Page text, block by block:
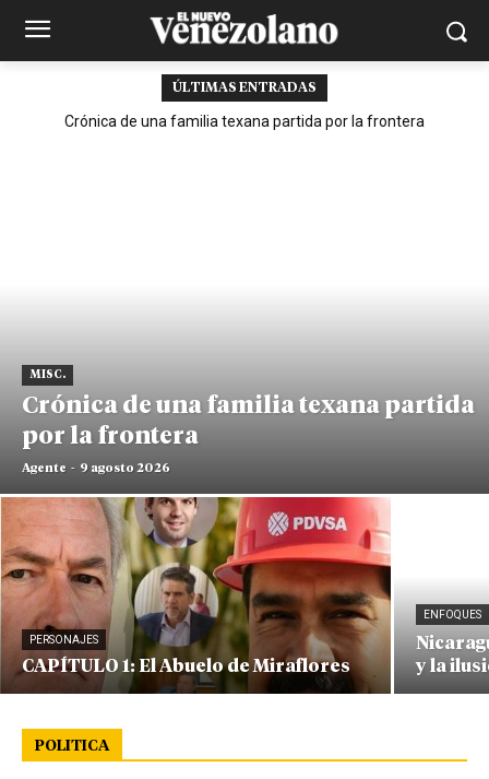
ÚLTIMAS ENTRADAS
Crónica de una familia texana partida por la frontera
MISC.
Crónica de una familia texana partida
por la frontera
Agente - 9 agosto 2026
PERSONAJES
CAPÍTULO 1: El Abuelo de Miraflores
ENFOQUES
y la
POLITICA